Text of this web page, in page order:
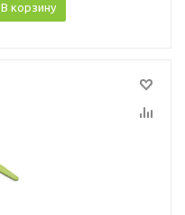
В корзину